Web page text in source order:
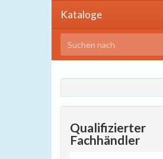
Kataloge
Qualifizierter
Fachhändler